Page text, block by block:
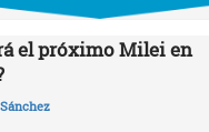
el próximo Milei en